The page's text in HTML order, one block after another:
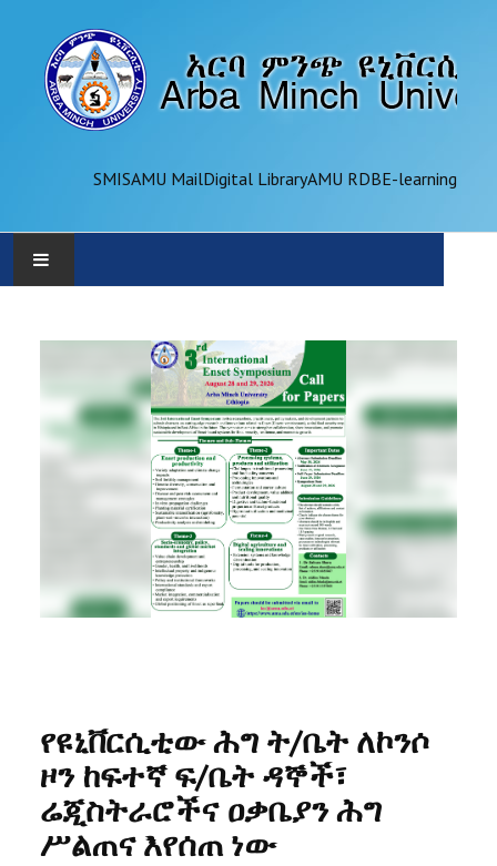
SMISAMU MailDigital LibraryAMU RDBE-learning
ADMINISTRATION
OFFICES
REGISTRAR
PARTNERSHIP
የዩኒቨርሲቲው ሕግ ት/ቤት ለኮንሶ
ዞን ከፍተኛ ፍ/ቤት ዳኞች፣
ሬጂስትራሮችና ዐቃቤያን ሕግ
ሥልጠና እየሰጠ ነው